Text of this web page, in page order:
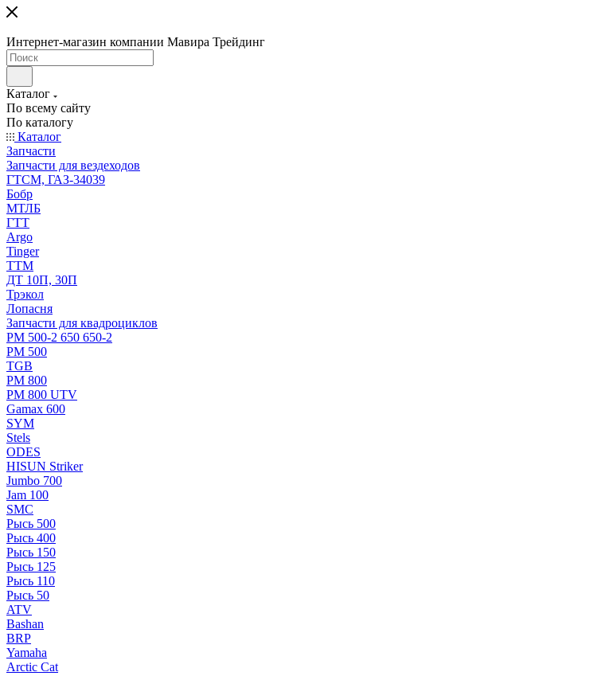
Интернет-магазин компании Мавира Трейдинг
Каталог
По всему сайту
По каталогу
Каталог
Запчасти
Запчасти для вездеходов
ГТСМ, ГАЗ-34039
Бобр
МТЛБ
ГТТ
Argo
Tinger
ТТМ
ДТ 10П, 30П
Трэкол
Лопасня
Запчасти для квадроциклов
РМ 500-2 650 650-2
РМ 500
TGB
РМ 800
РМ 800 UTV
Gamax 600
SYM
Stels
ОDЕS
HISUN Striker
Jumbo 700
Jam 100
SMC
Рысь 500
Рысь 400
Рысь 150
Рысь 125
Рысь 110
Рысь 50
ATV
Bashan
BRP
Yamaha
Arctic Cat